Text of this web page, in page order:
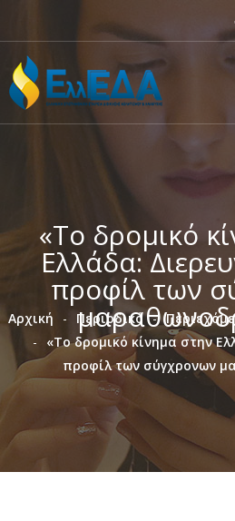
προς το
κυρίως
περιεχόμενο
«Το δρομικό
Ελλάδα:
προφίλ των
Αρχική Περιοδικό
«Το δρομικό κίνημα στην
προφίλ των σύγχρονων